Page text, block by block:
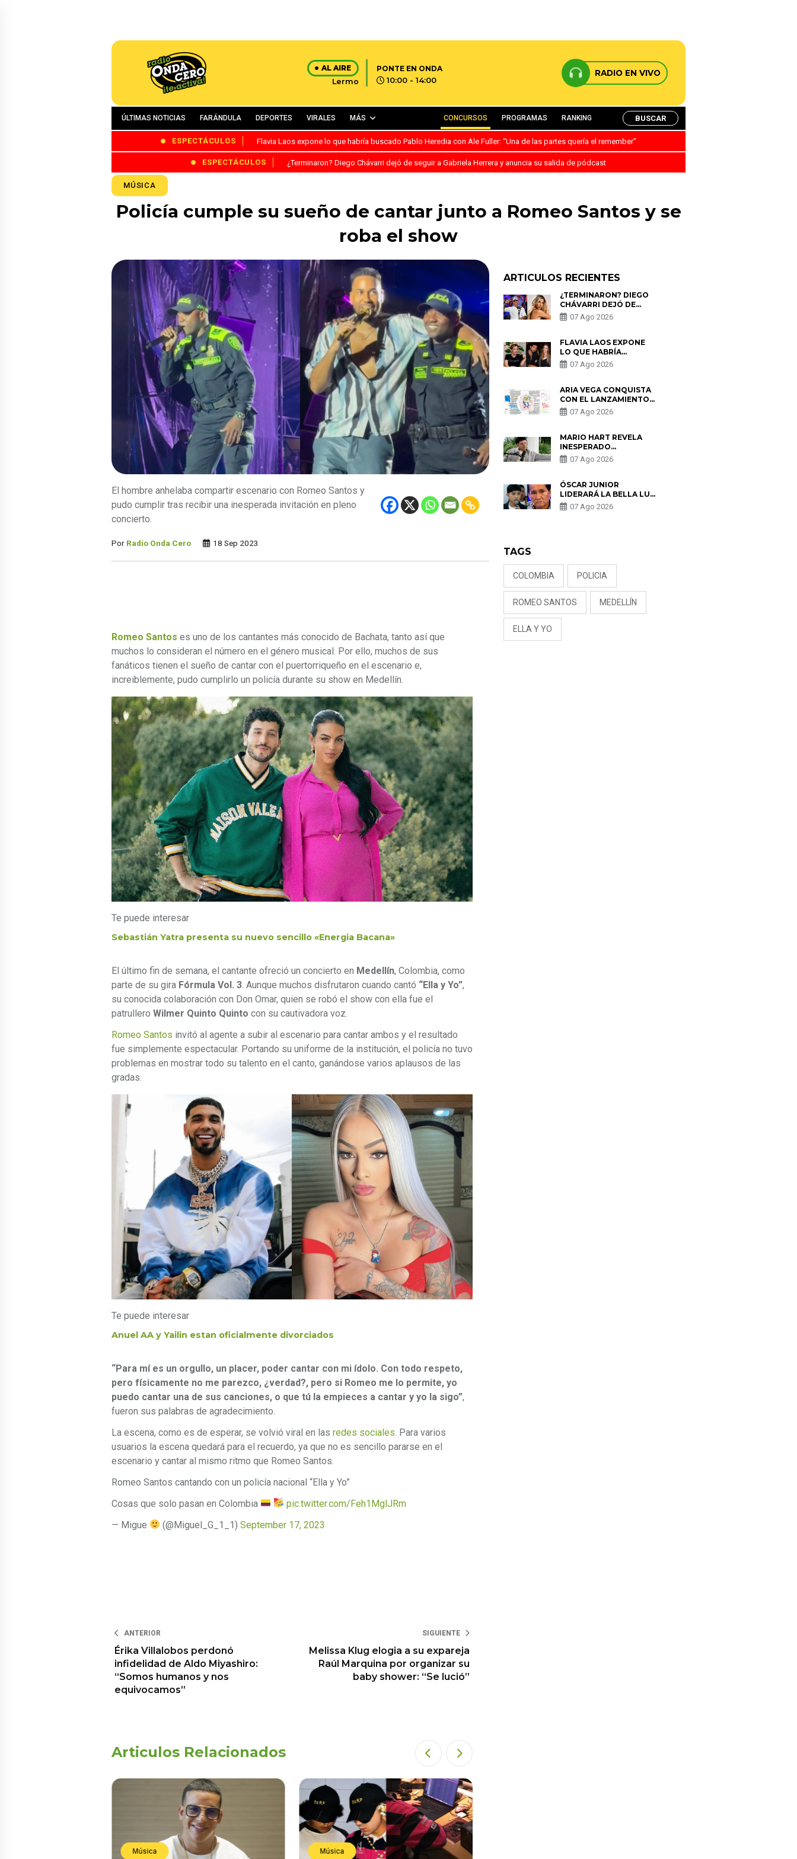
AL AIRE
Lermo
PONTE EN ONDA
10:00 - 14:00
RADIO EN VIVO
ÚLTIMAS NOTICIAS FARÁNDULA DEPORTES VIRALES MÁS CONCURSOS PROGRAMAS RANKING BUSCAR
ESPECTÁCULOS Flavia Laos expone lo que habría buscado Pablo Heredia con Ale Fuller: “Una de las partes quería el remember”
ESPECTÁCULOS ¿Terminaron? Diego Chávarri dejó de seguir a Gabriela Herrera y anuncia su salida de pódcast
MÚSICA
Policía cumple su sueño de cantar junto a Romeo Santos y se
roba el show
El hombre anhelaba compartir escenario con Romeo Santos y
pudo cumplir tras recibir una inesperada invitación en pleno
concierto.
Por Radio Onda Cero 18 Sep 2023
Romeo Santos es uno de los cantantes más conocido de Bachata, tanto así que
muchos lo consideran el número en el género musical. Por ello, muchos de sus
fanáticos tienen el sueño de cantar con el puertorriqueño en el escenario e,
increiblemente, pudo cumplirlo un policía durante su show en Medellín.
Te puede interesar
Sebastián Yatra presenta su nuevo sencillo «Energia Bacana»
El último fin de semana, el cantante ofreció un concierto en Medellín, Colombia, como
parte de su gira Fórmula Vol. 3. Aunque muchos disfrutaron cuando cantó “Ella y Yo”,
su conocida colaboración con Don Omar, quien se robó el show con ella fue el
patrullero Wilmer Quinto Quinto con su cautivadora voz.
Romeo Santos invitó al agente a subir al escenario para cantar ambos y el resultado
fue simplemente espectacular. Portando su uniforme de la institución, el policía no tuvo
problemas en mostrar todo su talento en el canto, ganándose varios aplausos de las
gradas.
Te puede interesar
Anuel AA y Yailin estan oficialmente divorciados
“Para mí es un orgullo, un placer, poder cantar con mi ídolo. Con todo respeto,
pero físicamente no me parezco, ¿verdad?, pero si Romeo me lo permite, yo
puedo cantar una de sus canciones, o que tú la empieces a cantar y yo la sigo”,
fueron sus palabras de agradecimiento.
La escena, como es de esperar, se volvió viral en las redes sociales. Para varios
usuarios la escena quedará para el recuerdo, ya que no es sencillo pararse en el
escenario y cantar al mismo ritmo que Romeo Santos.
Romeo Santos cantando con un policía nacional “Ella y Yo”
Cosas que solo pasan en Colombia
pic.twitter.com/Feh1MglJRm
— Migue
(@Miguel_G_1_1)September 17, 2023
ANTERIOR
Érika Villalobos perdonó
infidelidad de Aldo Miyashiro:
“Somos humanos y nos
equivocamos”
SIGUIENTE
Melissa Klug elogia a su expareja
Raúl Marquina por organizar su
baby shower: “Se lució”
Articulos Relacionados
Música Música
ARTICULOS RECIENTES
¿TERMINARON? DIEGO
CHÁVARRI DEJÓ DE
SEGUIR A GABRIELA
HERRERA Y ANUNCIA SU
07 Ago 2026
FLAVIA LAOS EXPONE
LO QUE HABRÍA
BUSCADO PABLO
HEREDIA CON ALE
PARTES QUERÍA EL
REMEMBER”
07 Ago 2026
ARIA VEGA CONQUISTA
CON EL LANZAMIENTO
DE “TOTOTO (+4)”
07 Ago 2026
MARIO HART REVELA
INESPERADO
PROBLEMA DE SALUD
ANTES DE SEPARARSE
ENCONTRARON UN
TUMOR”
07 Ago 2026
ÓSCAR JUNIOR
LIDERARÁ LA BELLA LUZ
TRAS SALIDA DE SU
PADRE POR POLÉMICA
07 Ago 2026
TAGS
COLOMBIA POLICIA
ROMEO SANTOS MEDELLÍN
ELLA Y YO